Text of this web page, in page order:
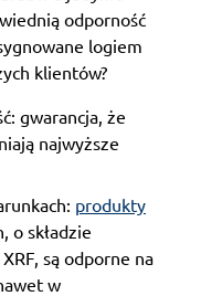
odporność
logiem
klientów?
gwarancja, że
najwyższe
produkty
o składzie
są odporne na
w